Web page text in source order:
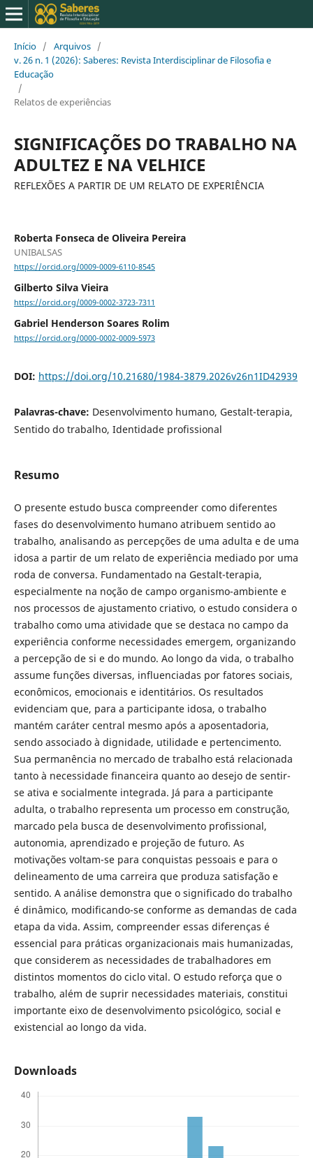
Início / Arquivos /
v. 26 n. 1 (2026): Saberes: Revista Interdisciplinar de Filosofia e
Educação
/
Relatos de experiências
SIGNIFICAÇÕES DO TRABALHO NA
ADULTEZ E NA VELHICE
REFLEXÕES A PARTIR DE UM RELATO DE EXPERIÊNCIA
Roberta Fonseca de Oliveira Pereira
UNIBALSAS
https://orcid.org/0009-0009-6110-8545
Gilberto Silva Vieira
https://orcid.org/0009-0002-3723-7311
Gabriel Henderson Soares Rolim
https://orcid.org/0000-0002-0009-5973
DOI: https://doi.org/10.21680/1984-3879.2026v26n1ID42939
Palavras-chave: Desenvolvimento humano, Gestalt-terapia,
Sentido do trabalho, Identidade profissional
Resumo
O presente estudo busca compreender como diferentes
fases do desenvolvimento humano atribuem sentido ao
trabalho, analisando as percepções de uma adulta e de uma
idosa a partir de um relato de experiência mediado por uma
roda de conversa. Fundamentado na Gestalt-terapia,
especialmente na noção de campo organismo-ambiente e
nos processos de ajustamento criativo, o estudo considera o
trabalho como uma atividade que se destaca no campo da
experiência conforme necessidades emergem, organizando
a percepção de si e do mundo. Ao longo da vida, o trabalho
assume funções diversas, influenciadas por fatores sociais,
econômicos, emocionais e identitários. Os resultados
evidenciam que, para a participante idosa, o trabalho
mantém caráter central mesmo após a aposentadoria,
sendo associado à dignidade, utilidade e pertencimento.
Sua permanência no mercado de trabalho está relacionada
tanto à necessidade financeira quanto ao desejo de sentir-
se ativa e socialmente integrada. Já para a participante
adulta, o trabalho representa um processo em construção,
marcado pela busca de desenvolvimento profissional,
autonomia, aprendizado e projeção de futuro. As
motivações voltam-se para conquistas pessoais e para o
delineamento de uma carreira que produza satisfação e
sentido. A análise demonstra que o significado do trabalho
é dinâmico, modificando-se conforme as demandas de cada
etapa da vida. Assim, compreender essas diferenças é
essencial para práticas organizacionais mais humanizadas,
que considerem as necessidades de trabalhadores em
distintos momentos do ciclo vital. O estudo reforça que o
trabalho, além de suprir necessidades materiais, constitui
importante eixo de desenvolvimento psicológico, social e
existencial ao longo da vida.
Downloads